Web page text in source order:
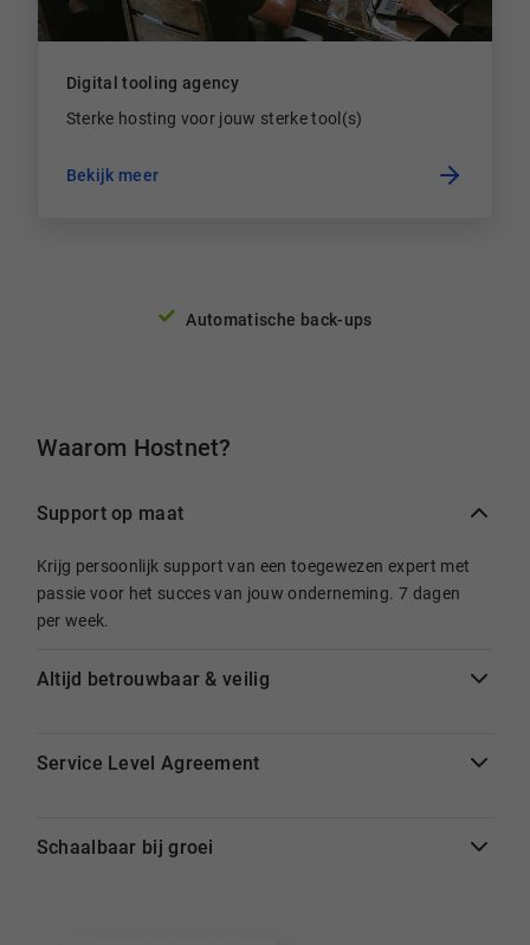
Digital tooling agency
Sterke hosting voor jouw sterke tool(s)
Bekijk meer
Automatische back-ups
Waarom Hostnet?
Support op maat
Krijg persoonlijk support van een toegewezen expert met
passie voor het succes van jouw onderneming. 7 dagen
per week.
Altijd betrouwbaar & veilig
Service Level Agreement
Schaalbaar bij groei